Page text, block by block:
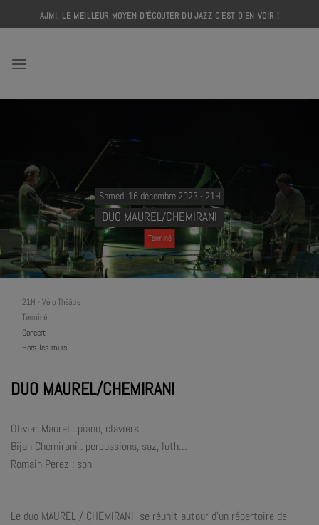
to
AJMI, LE MEILLEUR MOYEN D'ÉCOUTER DU JAZZ C'EST D'EN VOIR !
Samedi 16 décembre 2023 - 21H
DUO MAUREL/CHEMIRANI
Terminé
21H - Vélo Théâtre
Terminé
Concert
Hors les murs
DUO MAUREL/CHEMIRANI
Olivier Maurel : piano, claviers
Bijan Chemirani : percussions, saz, luth…
Romain Perez : son
Le duo MAUREL / CHEMIRANI se réunit autour d’un répertoire de